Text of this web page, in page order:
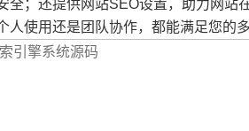
全；还提供网站SEO设置，助力网站
人使用还是团队协作，都能满足您的